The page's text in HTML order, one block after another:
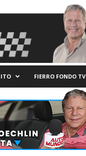
FIERRO FONDO TV